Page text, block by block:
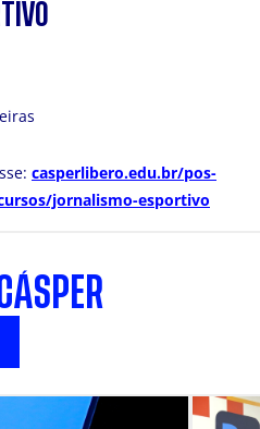
casperlibero.edu.br/pos-
jornalismo-esportivo